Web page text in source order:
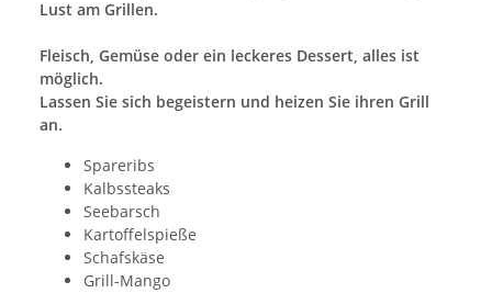
Lust am Grillen.
Fleisch, Gemüse oder ein leckeres Dessert, alles ist
möglich.
Lassen Sie sich begeistern und heizen Sie ihren Grill
an.
Spareribs
Kalbssteaks
Seebarsch
Kartoffelspieße
Schafskäse
Grill-Mango